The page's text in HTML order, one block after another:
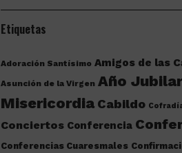
Etiquetas
Adoración Santísimo Amigos de las
Asunción de la Virgen Año
Misericordia Cabildo
Conciertos Conferencia
Conferencias Cuaresmales